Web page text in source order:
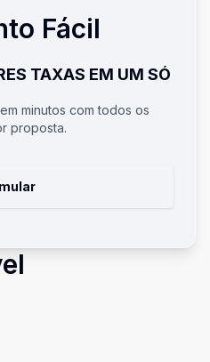
Fácil
TAXAS EM UM SÓ
minutos com todos os
proposta.